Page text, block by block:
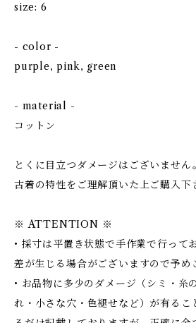
size: 6
- color -
purple, pink, green
- material -
コットン
とくに目立つダメージはございません。
古着の特性をご理解頂いた上ご購入下
※ ATTENTION ※
• 採寸は平置き状態で手作業で行って
差が生じる場合がございますので予め
• お品物に多少のダメージ（シミ・糸
れ・小さな穴・色褪せなど）が有るこ